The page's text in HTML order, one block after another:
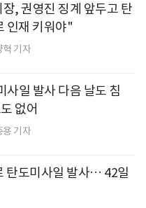
, 권영진 징계 앞두고 탄
재 키워야"
혁 기자
사일 발사 다음 날도 침
없어
용 기자
탄도미사일 발사… 42일